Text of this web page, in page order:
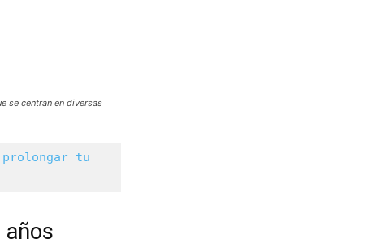
se centran en diversas
tu
años